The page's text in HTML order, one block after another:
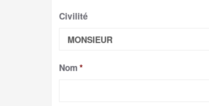
Civilité
Nom *